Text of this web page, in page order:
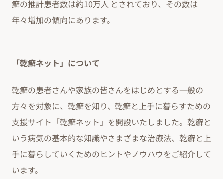
癬の推計患者数は約10万人 とされており、その数は
年々増加の傾向にあります。
「乾癬ネット」について
乾癬の患者さんや家族の皆さんをはじめとする一般の
方々を対象に、乾癬を知り、乾癬と上手に暮らすための
支援サイト「乾癬ネット」を開設いたしました。乾癬と
いう病気の基本的な知識やさまざまな治療法、乾癬と上
手に暮らしていくためのヒントやノウハウをご紹介して
います。